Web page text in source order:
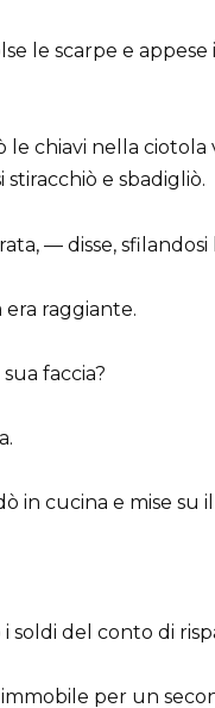
le scarpe e
le chiavi nella ciotola
stiracchiò e sbadigliò.
— disse, sfilandosi
raggiante.
faccia?
in cucina e mise su
i soldi del conto di
per un